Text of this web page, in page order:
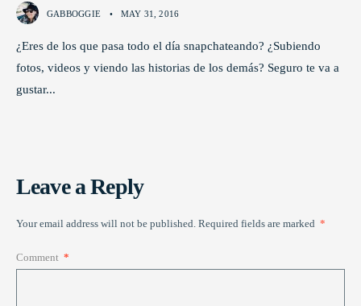
GABBOGGIE • MAY 31, 2016
¿Eres de los que pasa todo el día snapchateando? ¿Subiendo
fotos, videos y viendo las historias de los demás? Seguro te va a
gustar...
Leave a Reply
Your email address will not be published. Required fields are marked *
Comment *